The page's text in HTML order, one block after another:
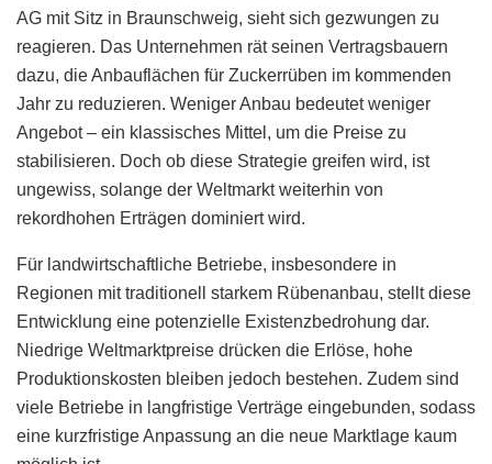
AG mit Sitz in Braunschweig, sieht sich gezwungen zu
reagieren. Das Unternehmen rät seinen Vertragsbauern
dazu, die Anbauflächen für Zuckerrüben im kommenden
Jahr zu reduzieren. Weniger Anbau bedeutet weniger
Angebot – ein klassisches Mittel, um die Preise zu
stabilisieren. Doch ob diese Strategie greifen wird, ist
ungewiss, solange der Weltmarkt weiterhin von
rekordhohen Erträgen dominiert wird.
Für landwirtschaftliche Betriebe, insbesondere in
Regionen mit traditionell starkem Rübenanbau, stellt diese
Entwicklung eine potenzielle Existenzbedrohung dar.
Niedrige Weltmarktpreise drücken die Erlöse, hohe
Produktionskosten bleiben jedoch bestehen. Zudem sind
viele Betriebe in langfristige Verträge eingebunden, sodass
eine kurzfristige Anpassung an die neue Marktlage kaum